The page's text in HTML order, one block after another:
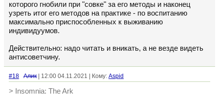
которого гнобили при "совке" за его методы и наконец
узреть итог его методов на практике - по воспитанию
максимально приспособленных к выживанию
индивидуумов.
Действительно: надо читать и вникать, а не везде видеть
антисоветчину.
#18 Алик | 12:00 04.11.2021 | Кому: Aspid
> Insomnia: The Ark